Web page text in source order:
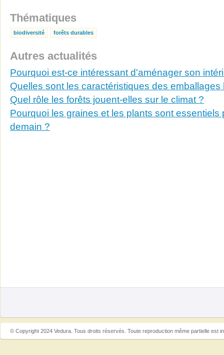
Thématiques
biodiversité forêts durables
Autres actualités
Pourquoi est-ce intéressant d'aménager son
Quelles sont les caractéristiques des emballages
Quel rôle les forêts jouent-elles sur le climat ?
Pourquoi les graines et les plants sont essentiels
demain ?
© Copyright 2024 Vedura. Tous droits réservés. Toute reproduction même partielle est